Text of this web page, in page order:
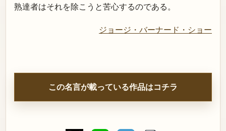
熟達者はそれを除こうと苦心するのである。
ジョージ・バーナード・ショー
この名言が載っている作品はコチラ